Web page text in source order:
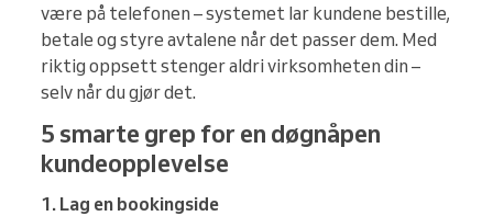
være på telefonen – systemet lar kundene bestille,
betale og styre avtalene når det passer dem. Med
riktig oppsett stenger aldri virksomheten din –
selv når du gjør det.
5 smarte grep for en døgnåpen
kundeopplevelse
1. Lag en bookingside